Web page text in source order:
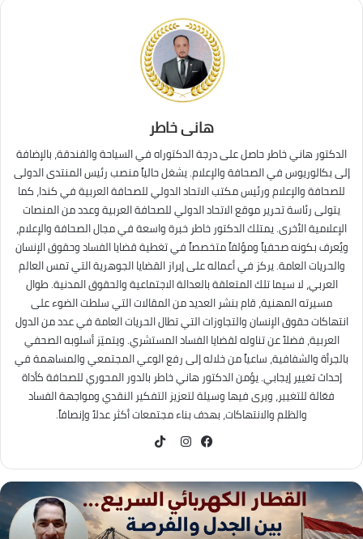
هانى خاطر
الدكتور هاني خاطر حاصل على درجة الدكتوراه في السياحة والفندقة، بالإضافة
إلى بكالوريوس في الصحافة والإعلام. يشغل حالياً منصب رئيس المنتدى الدولى
للصحافة والإعلام ورئيس مكتب الاتحاد الدولي للصحافة العربية في كندا، كما
يتولى رئاسة تحرير موقع الاتحاد الدولي للصحافة العربية وعدد من المنصات
الإعلامية الأخرى. يمتلك الدكتور خاطر خبرة واسعة في مجال الصحافة والإعلام،
ويُعرف بكونه صحفياً ومؤلفاً متخصصاً في تغطية قضايا الفساد وحقوق الإنسان
والحريات العامة. يركز في أعماله على إبراز القضايا الجوهرية التي تمس العالم
العربي، لا سيما تلك المتعلقة بالعدالة الاجتماعية والحقوق المدنية. طوال
مسيرته المهنية، قام بنشر العديد من المقالات التي سلطت الضوء على
انتهاكات حقوق الإنسان والتجاوزات التي تطال الحريات العامة في عدد من الدول
العربية، فضلاً عن تناوله لقضايا الفساد المستشري. ويتميّز أسلوبه الصحفي
بالجرأة والشفافية، ساعياً من خلاله إلى رفع الوعي المجتمعي والمساهمة في
إحداث تغيير إيجابي. يؤمن الدكتور هاني خاطر بالدور المحوري للصحافة كأداة
فعّالة للتغيير، ويرى فيها وسيلة لتعزيز التفكير النقدي ومواجهة الفساد
والظلم والانتهاكات، بهدف بناء مجتمعات أكثر عدلاً وإنصافاً.